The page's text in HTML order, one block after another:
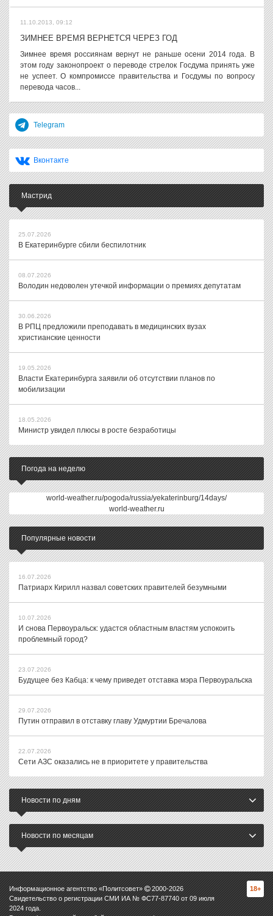
11.10.2013, 09:12
ЗИМНЕЕ ВРЕМЯ ВЕРНЕТСЯ ЧЕРЕЗ ГОД
Зимнее время россиянам вернут не раньше осени 2014 года. В
этом году законопроект о переводе стрелок Госдума принять уже
не успеет. О компромиссе правительства и Госдумы по вопросу
перевода часов...
Telegram
Вконтакте
Мастрид
25.07.2026
В Екатеринбурге сбили беспилотник
08.07.2026
Володин недоволен утечкой информации о премиях депутатам
30.06.2026
В РПЦ предложили преподавать в медицинских вузах
христианские ценности
19.05.2026
Власти Екатеринбурга заявили об отсутствии планов по
мобилизации
18.05.2026
Министр увидел плюсы в росте безработицы
Погода на неделю
world-weather.ru/pogoda/russia/yekaterinburg/14days/
world-weather.ru
Популярные новости
16.07.2026
Патриарх Кирилл назвал советских правителей безумными
10.07.2026
И снова Первоуральск: удастся областным властям успокоить
проблемный город?
23.07.2026
Будущее без Кабца: к чему приведет отставка мэра Первоуральска
29.07.2026
Путин отправил в отставку главу Удмуртии Бречалова
22.07.2026
Сети АЗС оказались не в приоритете у правительства
Новости по дням
Новости по месяцам
Информационное агентство «Политсовет» 2000-2026
Свидетельство о регистрации СМИ ИА № ФС77-87740 от 09 июля
2024 года.
18+